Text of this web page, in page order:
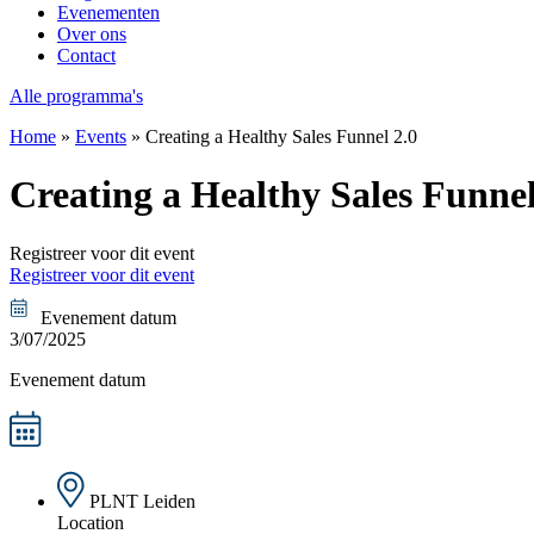
Evenementen
Over ons
Contact
Alle programma's
Home » Events » Creating a Healthy Sales Funnel 2.0
Creating a Healthy Sales
Registreer voor dit event
Registreer voor dit event
Evenement datum
3/07/2025
Evenement datum
PLNT Leiden
Location